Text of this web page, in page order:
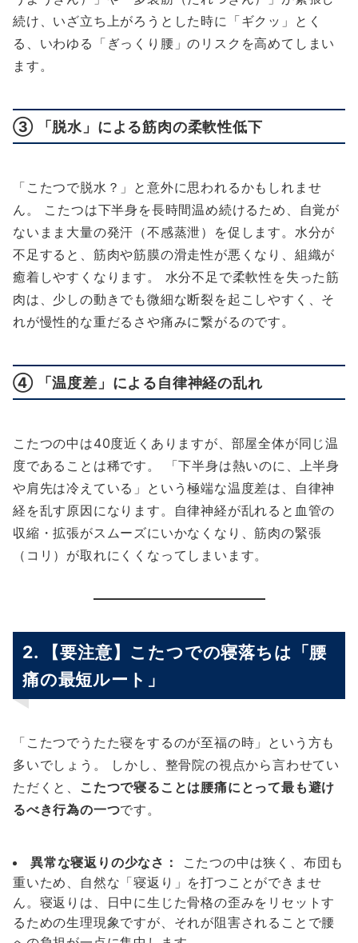
続け、いざ立ち上がろうとした時に「ギクッ」とく
る、いわゆる「ぎっくり腰」のリスクを高めてしまい
ます。
③ 「脱水」による筋肉の柔軟性低下
「こたつで脱水？」と意外に思われるかもしれませ
ん。 こたつは下半身を長時間温め続けるため、自覚が
ないまま大量の発汗（不感蒸泄）を促します。水分が
不足すると、筋肉や筋膜の滑走性が悪くなり、組織が
癒着しやすくなります。 水分不足で柔軟性を失った筋
肉は、少しの動きでも微細な断裂を起こしやすく、そ
れが慢性的な重だるさや痛みに繋がるのです。
④ 「温度差」による自律神経の乱れ
こたつの中は40度近くありますが、部屋全体が同じ温
度であることは稀です。 「下半身は熱いのに、上半身
や肩先は冷えている」という極端な温度差は、自律神
経を乱す原因になります。自律神経が乱れると血管の
収縮・拡張がスムーズにいかなくなり、筋肉の緊張
（コリ）が取れにくくなってしまいます。
2. 【要注意】こたつでの寝落ちは「腰
痛の最短ルート」
「こたつでうたた寝をするのが至福の時」という方も
多いでしょう。 しかし、整骨院の視点から言わせてい
ただくと、 こたつで寝ることは腰痛にとって最も避け
るべき行為の一つです。
異常な寝返りの少なさ：
こたつの中は狭く、布団も
重いため、自然な「寝返り」を打つことができませ
ん。寝返りは、日中に生じた骨格の歪みをリセットす
るための生理現象ですが、それが阻害されることで腰